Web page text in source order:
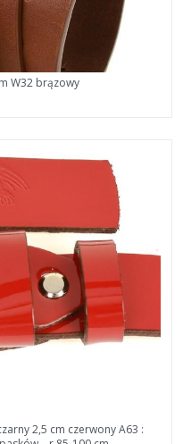
W32 brązowy
2,5 cm czerwony A63 :